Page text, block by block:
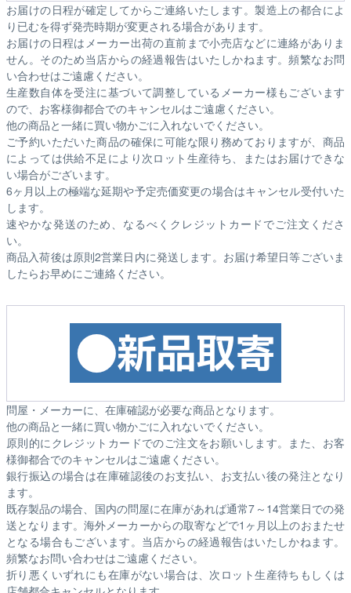
お届けの日程が確定してからご連絡いたします。製造上の都合によ
り已むを得ず発売時期が変更される場合があります。
お届けの日程はメーカー出荷の直前まで小売店などに連絡がありま
せん。そのため当店からの経過報告はいたしかねます。頻繁なお問
い合わせはご遠慮ください。
生産数自体を受注に基づいて調整しているメーカー様もございます
ので、お客様御都合でのキャンセルはご遠慮ください。
他の商品と一緒に買い物かごに入れないでください。
ご予約いただいた商品の確保に可能な限り務めておりますが、商品
によっては供給不足により次ロット生産待ち、またはお届けできな
い場合がございます。
6ヶ月以上の極端な延期や予定売価変更の場合はキャンセル受付いた
します。
速やかな発送のため、なるべくクレジットカードでご注文くださ
い。
商品入荷後は原則2営業日内に発送します。お届け希望日等ございま
したらお早めにご連絡ください。
問屋・メーカーに、在庫確認が必要な商品となります。
他の商品と一緒に買い物かごに入れないでください。
原則的にクレジットカードでのご注文をお願いします。また、お客
様御都合でのキャンセルはご遠慮ください。
銀行振込の場合は在庫確認後のお支払い、お支払い後の発注となり
ます。
既存製品の場合、国内の問屋に在庫があれば通常7～14営業日での発
送となります。海外メーカーからの取寄などで1ヶ月以上のおまたせ
となる場合もございます。 当店からの経過報告はいたしかねます。
頻繁なお問い合わせはご遠慮ください。
折り悪くいずれにも在庫がない場合は、次ロット生産待ちもしくは